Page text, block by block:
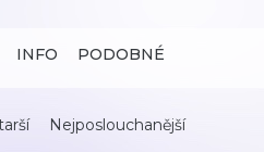
INFO PODOBNÉ
Nejposlouchanější